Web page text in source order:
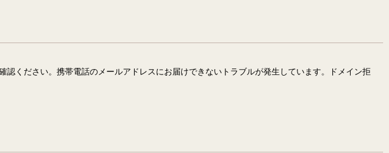
ください。携帯電話のメールアドレスにお届けできないトラブルが発生しています。ドメイン拒